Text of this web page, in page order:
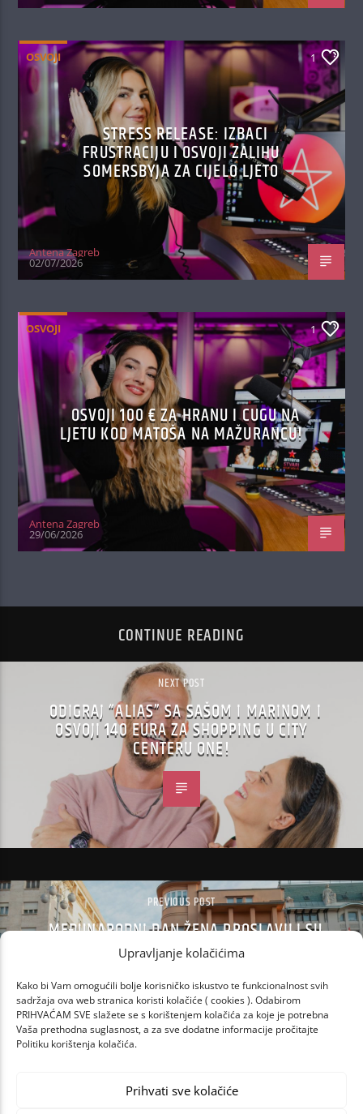
Upravljanje kolačićima
Kako bi Vam omogućili bolje korisničko iskustvo te funkcionalnost svih
sadržaja ova web stranica koristi kolačiće ( cookies ). Odabirom
PRIHVAĆAM SVE slažete se s korištenjem kolačića za koje je potrebna
Vaša prethodna suglasnost, a za sve dodatne informacije pročitajte
Politiku korištenja kolačića.
Prihvati sve kolačiće
OSVOJI 1
STRESS RELEASE: IZBACI
FRUSTRACIJU I OSVOJI ZALIHU
SOMERSBYJA ZA CIJELO LJETO
Antena Zagreb
02/07/2026
OSVOJI 1
OSVOJI 100 € ZA HRANU I CUGU NA
LJETU KOD MATOŠA NA MAŽURANCU!
Antena Zagreb
29/06/2026
CONTINUE READING
NEXT POST
ODIGRAJ “ALIAS” SA SAŠOM I MARINOM I
OSVOJI 140 EURA ZA SHOPPING U CITY
CENTERU ONE!
PREVIOUS POST
MEĐUNARODNI DAN ŽENA PROSLAVILI SU
MAKE-UP BRENDOVI ESSENCE I CATRICE U
ZAGREBU